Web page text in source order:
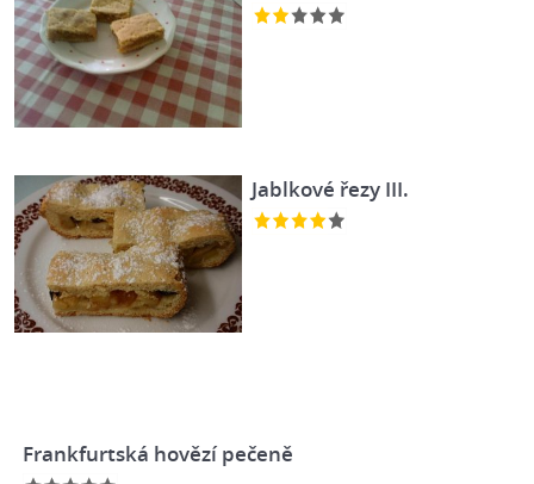
Jablkové řezy III.
Frankfurtská hovězí pečeně